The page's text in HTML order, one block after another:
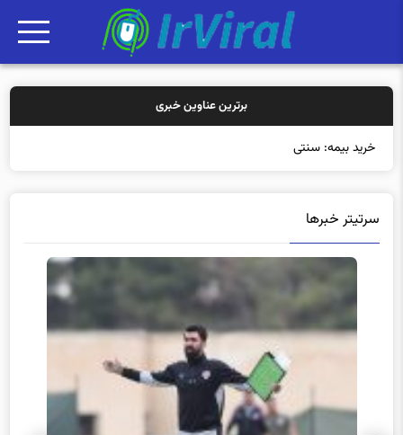
برترین عناوین خبری
خرید بیمه: سنتی یا آنلاین
سرتیتر خبرها